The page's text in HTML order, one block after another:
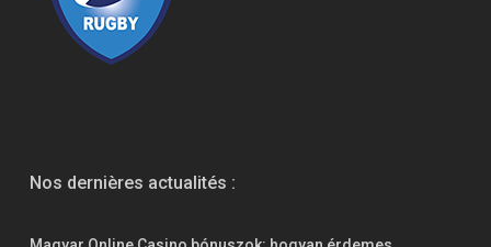
Nos dernières actualités :